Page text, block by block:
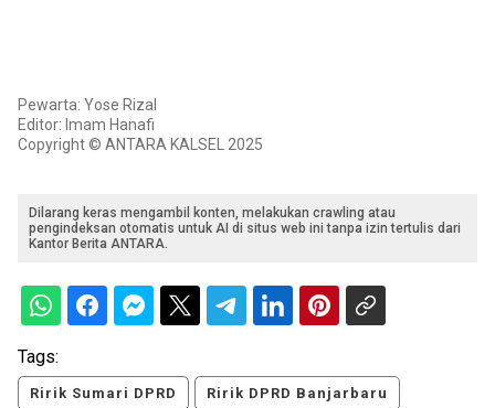
Pewarta: Yose Rizal
Editor: Imam Hanafi
Copyright © ANTARA KALSEL 2025
Dilarang keras mengambil konten, melakukan crawling atau
pengindeksan otomatis untuk AI di situs web ini tanpa izin tertulis dari
Kantor Berita ANTARA.
Tags:
Ririk Sumari DPRD Ririk DPRD Banjarbaru